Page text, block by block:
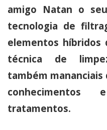
amigo Natan o
tecnologia de
elementos híbridos
técnica de
também mananciais
tratamentos.